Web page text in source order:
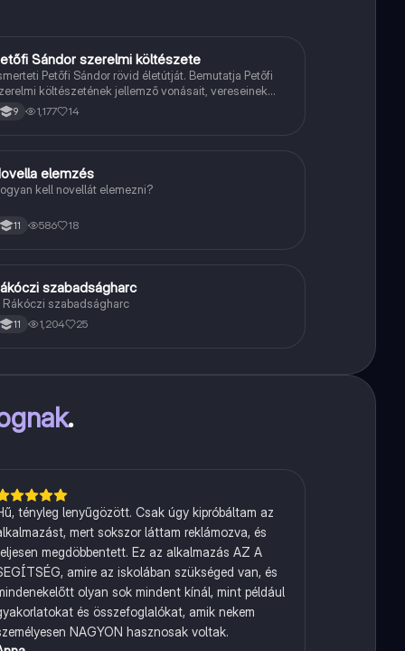
MagyarSándor szerelmi költészete
Petőfi Sándor rövid életútját. Bemutatja Petőfi
költészetének jellemző vonásait, vereseinek
és külön kitér a hitvesi költészetére.
9 1,177 14
Magyarelemzés
kell novellát elemezni?
11 586 18
Töri szabadságharc
Rákóczi szabadságharc
11 1,204 25
.
tényleg lenyűgözött. Csak úgy kipróbáltam az
mert sokszor láttam reklámozva, és
megdöbbentett. Ez az alkalmazás AZ A
amire az iskolában szükséged van, és
olyan sok mindent kínál, mint például
és összefoglalókat, amik nekem
NAGYON hasznosak voltak.